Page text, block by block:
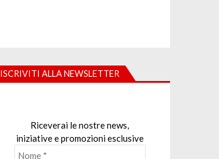
ISCRIVITI ALLA NEWSLETTER
Riceverai le nostre news,
iniziative e promozioni esclusive